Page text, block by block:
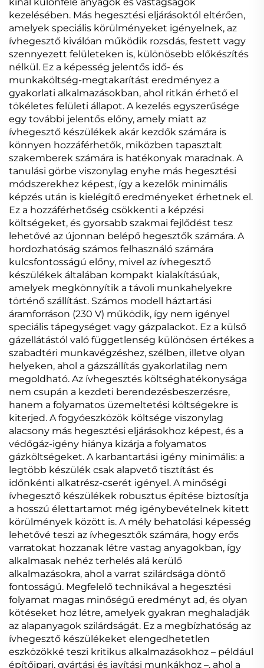
kezelésében. Más hegesztési eljárásoktól eltérően,
amelyek speciális körülményeket igényelnek, az
ívhegesztő kiválóan működik rozsdás, festett vagy
szennyezett felületeken is, különösebb előkészítés
nélkül. Ez a képesség jelentős idő- és
munkaköltség-megtakarítást eredményez a
gyakorlati alkalmazásokban, ahol ritkán érhető el
tökéletes felületi állapot. A kezelés egyszerűsége
egy további jelentős előny, amely miatt az
ívhegesztő készülékek akár kezdők számára is
könnyen hozzáférhetők, miközben tapasztalt
szakemberek számára is hatékonyak maradnak. A
tanulási görbe viszonylag enyhe más hegesztési
módszerekhez képest, így a kezelők minimális
képzés után is kielégítő eredményeket érhetnek el.
Ez a hozzáférhetőség csökkenti a képzési
költségeket, és gyorsabb szakmai fejlődést tesz
lehetővé az újonnan belépő hegesztők számára. A
hordozhatóság számos felhasználó számára
kulcsfontosságú előny, mivel az ívhegesztő
készülékek általában kompakt kialakításúak,
amelyek megkönnyítik a távoli munkahelyekre
történő szállítást. Számos modell háztartási
áramforráson (230 V) működik, így nem igényel
speciális tápegységet vagy gázpalackot. Ez a külső
gázellátástól való függetlenség különösen értékes a
szabadtéri munkavégzéshez, szélben, illetve olyan
helyeken, ahol a gázszállítás gyakorlatilag nem
megoldható. Az ívhegesztés költséghatékonysága
nem csupán a kezdeti berendezésbeszerzésre,
hanem a folyamatos üzemeltetési költségekre is
kiterjed. A fogyóeszközök költsége viszonylag
alacsony más hegesztési eljárásokhoz képest, és a
védőgáz-igény hiánya kizárja a folyamatos
gázköltségeket. A karbantartási igény minimális: a
legtöbb készülék csak alapvető tisztítást és
időnkénti alkatrész-cserét igényel. A minőségi
ívhegesztő készülékek robusztus építése biztosítja
a hosszú élettartamot még igénybevételnek kitett
körülmények között is. A mély behatolási képesség
lehetővé teszi az ívhegesztők számára, hogy erős
varratokat hozzanak létre vastag anyagokban, így
alkalmasak nehéz terhelés alá kerülő
alkalmazásokra, ahol a varrat szilárdsága döntő
fontosságú. Megfelelő technikával a hegesztési
folyamat magas minőségű eredményt ad, és olyan
kötéseket hoz létre, amelyek gyakran meghaladják
az alapanyagok szilárdságát. Ez a megbízhatóság az
ívhegesztő készülékeket elengedhetetlen
eszközökké teszi kritikus alkalmazásokhoz – például
építőipari, gyártási és javítási munkákhoz –, ahol a